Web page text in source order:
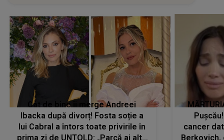
Cât de bine îi merge Andreei
Ibacka după divorț! Fosta soție a
lui Cabral a întors toate privirile în
prima zi de UNTOLD: „Parcă ai altă
cancer